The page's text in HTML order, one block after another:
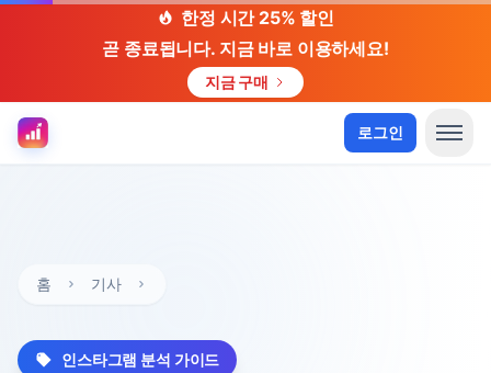
한정 시간 25% 할인
곧 종료됩니다. 지금 바로 이용하세요!
지금 구매
로그인
홈 기사
인스타그램 분석 가이드